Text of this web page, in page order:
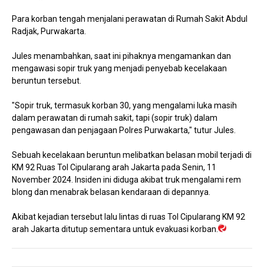
Para korban tengah menjalani perawatan di Rumah Sakit Abdul
Radjak, Purwakarta.
Jules menambahkan, saat ini pihaknya mengamankan dan
mengawasi sopir truk yang menjadi penyebab kecelakaan
beruntun tersebut.
"Sopir truk, termasuk korban 30, yang mengalami luka masih
dalam perawatan di rumah sakit, tapi (sopir truk) dalam
pengawasan dan penjagaan Polres Purwakarta," tutur Jules.
Sebuah kecelakaan beruntun melibatkan belasan mobil terjadi di
KM 92 Ruas Tol Cipularang arah Jakarta pada Senin, 11
November 2024. Insiden ini diduga akibat truk mengalami rem
blong dan menabrak belasan kendaraan di depannya.
Akibat kejadian tersebut lalu lintas di ruas Tol Cipularang KM 92
arah Jakarta ditutup sementara untuk evakuasi korban.